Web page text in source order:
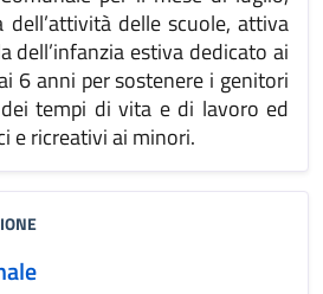
delle scuole, attiva
dell’infanzia estiva dedicato ai
6 anni per sostenere i genitori
tempi di vita e di lavoro ed
e ricreativi ai minori.